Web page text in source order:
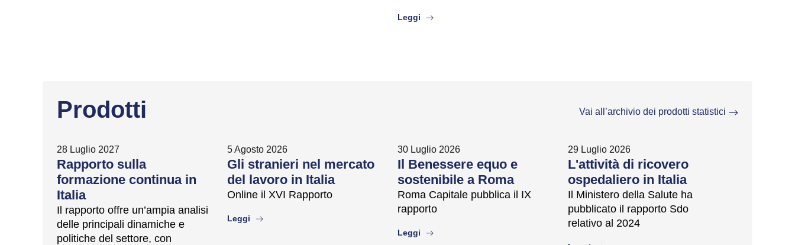
Leggi about
Prodotti Vai all’archivio dei prodotti statistici
28 Luglio 2027
Rapporto sulla
formazione continua in
Italia
Il rapporto offre un’ampia analisi
delle principali dinamiche e
politiche del settore, con
5 Agosto 2026
Gli stranieri nel mercato
del lavoro in Italia
Online il XVI Rapporto
Leggi about
30 Luglio 2026
Il Benessere equo e
sostenibile a Roma
Roma Capitale pubblica il IX
rapporto
Leggi about
29 Luglio 2026
L'attività di ricovero
ospedaliero in Italia
Il Ministero della Salute ha
pubblicato il rapporto Sdo
relativo al 2024